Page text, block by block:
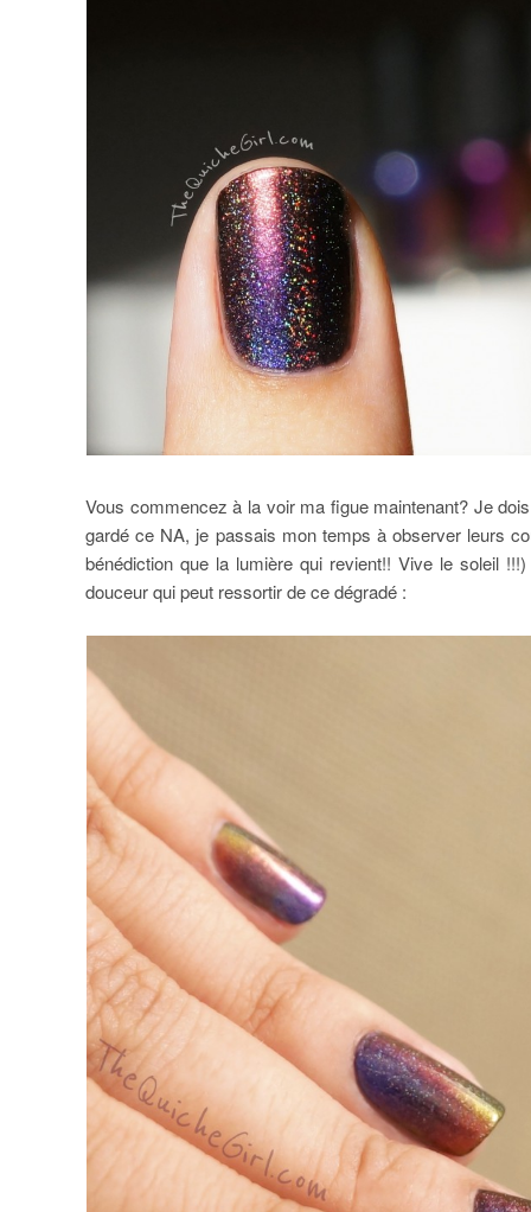
Vous commencez à la voir ma figue maintenant? Je
gardé ce NA, je passais mon temps à observer leurs
bénédiction que la lumière qui revient!! Vive le soleil
douceur qui peut ressortir de ce dégradé :